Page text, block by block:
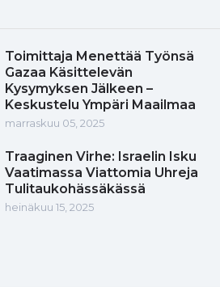
Toimittaja Menettää Työnsä
Gazaa Käsittelevän
Kysymyksen Jälkeen –
Keskustelu Ympäri Maailmaa
marraskuu 05, 2025
Traaginen Virhe: Israelin Isku
Vaatimassa Viattomia Uhreja
Tulitaukohässäkässä
heinäkuu 15, 2025